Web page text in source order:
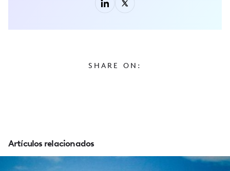
SHARE ON:
Artículos relacionados